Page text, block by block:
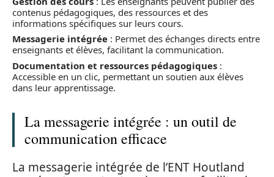
contenus pédagogiques, des ressources et des
informations spécifiques sur leurs cours.
Messagerie intégrée : Permet des échanges directs entre
enseignants et élèves, facilitant la communication.
Documentation et ressources pédagogiques :
Accessible en un clic, permettant un soutien aux élèves
dans leur apprentissage.
La messagerie intégrée : un outil de
communication efficace
La messagerie intégrée de l’ENT Houtland